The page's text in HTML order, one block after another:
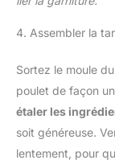
4. Assembler la
Sortez le moule
poulet de façon
étaler les
soit généreuse.
lentement, pour